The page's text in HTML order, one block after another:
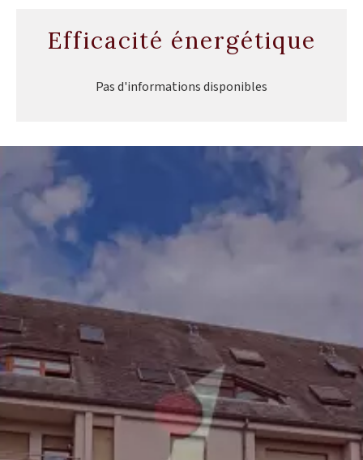
Efficacité énergétique
Pas d'informations disponibles